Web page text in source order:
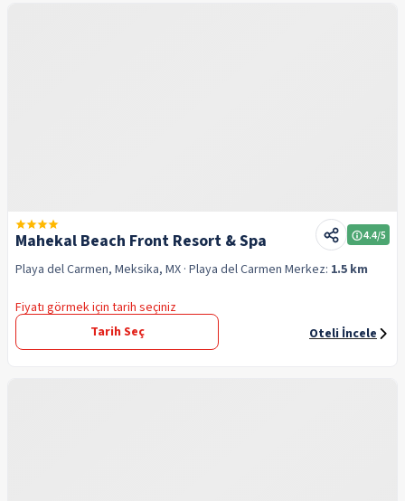
Mahekal Beach Front Resort & Spa 4.4/5
Playa del Carmen, Meksika, MX · Playa del Carmen Merkez: 1.5 km
Fiyatı görmek için tarih seçiniz
Tarih Seç
Oteli İncele